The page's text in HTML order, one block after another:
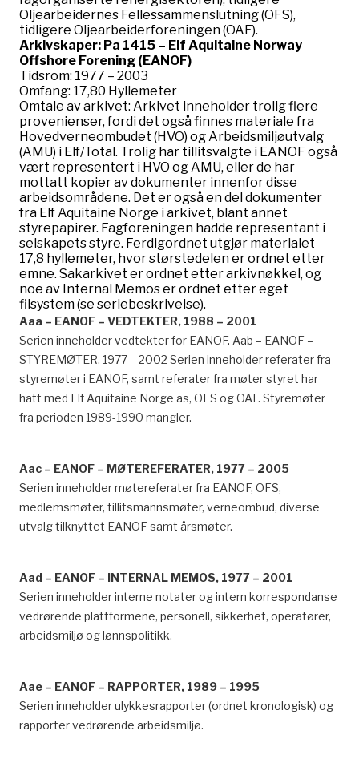
Oljearbeidernes Fellessammenslutning (OFS),
tidligere Oljearbeiderforeningen (OAF).
Arkivskaper: Pa 1415 – Elf Aquitaine Norway
Offshore Forening (EANOF)
Tidsrom: 1977 – 2003
Omfang: 17,80 Hyllemeter
Omtale av arkivet: Arkivet inneholder trolig flere
provenienser, fordi det også finnes materiale fra
Hovedverneombudet (HVO) og Arbeidsmiljøutvalg
(AMU) i Elf/Total. Trolig har tillitsvalgte i EANOF også
vært representert i HVO og AMU, eller de har
mottatt kopier av dokumenter innenfor disse
arbeidsområdene. Det er også en del dokumenter
fra Elf Aquitaine Norge i arkivet, blant annet
styrepapirer. Fagforeningen hadde representant i
selskapets styre. Ferdigordnet utgjør materialet
17,8 hyllemeter, hvor størstedelen er ordnet etter
emne. Sakarkivet er ordnet etter arkivnøkkel, og
noe av Internal Memos er ordnet etter eget
filsystem (se seriebeskrivelse).
Aaa – EANOF – VEDTEKTER, 1988 – 2001
Serien inneholder vedtekter for EANOF. Aab – EANOF –
STYREMØTER, 1977 – 2002 Serien inneholder referater fra
styremøter i EANOF, samt referater fra møter styret har
hatt med Elf Aquitaine Norge as, OFS og OAF. Styremøter
fra perioden 1989-1990 mangler.
Aac – EANOF – MØTEREFERATER, 1977 – 2005
Serien inneholder møtereferater fra EANOF, OFS,
medlemsmøter, tillitsmannsmøter, verneombud, diverse
utvalg tilknyttet EANOF samt årsmøter.
Aad – EANOF – INTERNAL MEMOS, 1977 – 2001
Serien inneholder interne notater og intern korrespondanse
vedrørende plattformene, personell, sikkerhet, operatører,
arbeidsmiljø og lønnspolitikk.
Aae – EANOF – RAPPORTER, 1989 – 1995
Serien inneholder ulykkesrapporter (ordnet kronologisk) og
rapporter vedrørende arbeidsmiljø.